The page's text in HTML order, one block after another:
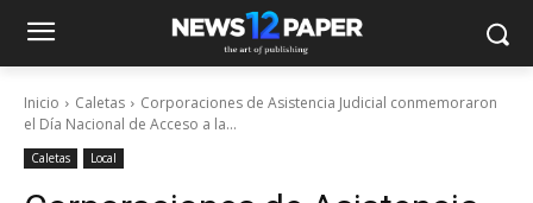
Inicio Caletas
Corporaciones de Asistencia Judicial conmemoraron
el Día Nacional de Acceso a la...
Caletas Local